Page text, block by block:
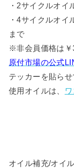
・2サイクルオ
・4サイクルオ
まで
※非会員価格は￥
原付市場の公式
テッカーを貼らせ
使用オイルは、
オイル補充/オイ